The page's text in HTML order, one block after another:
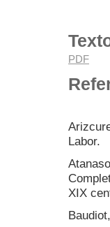
PDF
Labor.
XIX